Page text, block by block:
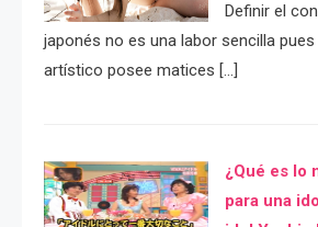
Definir el
japonés no es una labor sencilla pues
artístico posee matices […]
¿Qué es lo
para una